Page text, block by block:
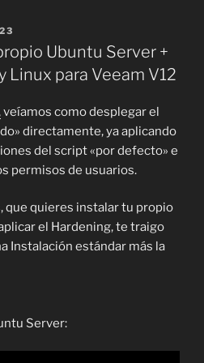
Ubuntu Server +
Linux para Veeam V12
veíamos como desplegar el
directamente, ya aplicando
del script «por defecto» e
permisos de usuarios.
que quieres instalar tu propio
el Hardening, te traigo
Instalación estándar más la
Server: